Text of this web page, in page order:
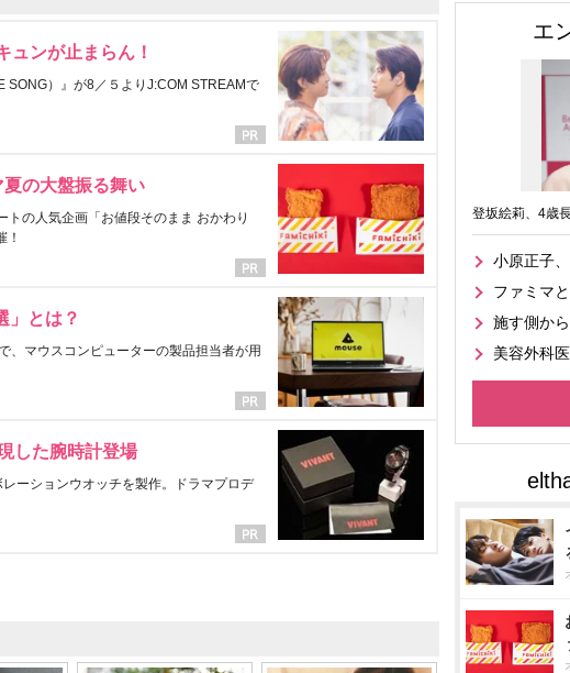
ュンが止まらん！
SONG）』が8／５よりJ:COM STREAMで
の大盤振る舞い
の人気企画「お値段そのまま おかわり
！
」とは？
、マウスコンピューターの製品担当者が用
した腕時計登場
ーションウオッチを製作。ドラマプロデ
エ
登坂絵莉、4歳
小原正子
ファミマ
施す側か
美容外科